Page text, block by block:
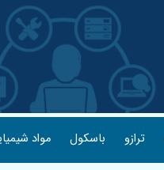
ترازو باسکول مواد